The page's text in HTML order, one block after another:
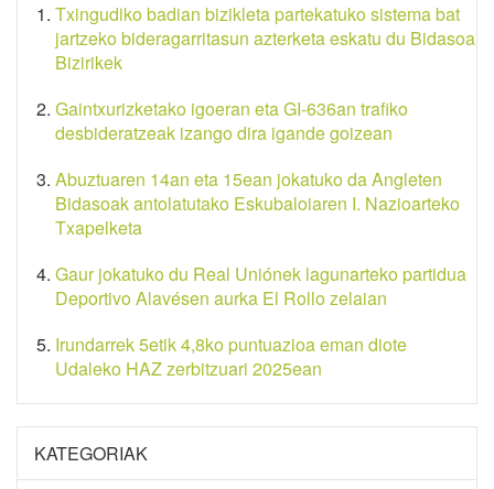
Txingudiko badian bizikleta partekatuko sistema bat
jartzeko bideragarritasun azterketa eskatu du Bidasoa
Bizirikek
Gaintxurizketako igoeran eta GI-636an trafiko
desbideratzeak izango dira igande goizean
Abuztuaren 14an eta 15ean jokatuko da Angleten
Bidasoak antolatutako Eskubaloiaren I. Nazioarteko
Txapelketa
Gaur jokatuko du Real Uniónek lagunarteko partidua
Deportivo Alavésen aurka El Rollo zelaian
Irundarrek 5etik 4,8ko puntuazioa eman diote
Udaleko HAZ zerbitzuari 2025ean
KATEGORIAK